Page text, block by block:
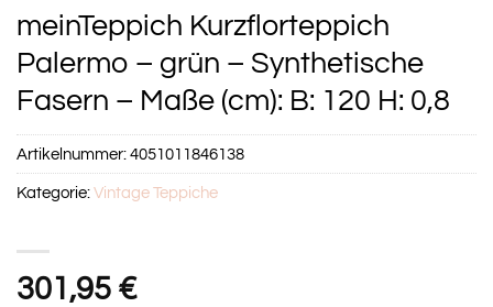
meinTeppich Kurzflorteppich
Palermo – grün – Synthetische
Fasern – Maße (cm): B: 120 H: 0,8
301,95 €
Artikelnummer:4051011846138
Kategorie:Vintage Teppiche